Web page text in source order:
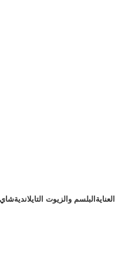
العناية البلسم والزيوت التايلانديةشاي